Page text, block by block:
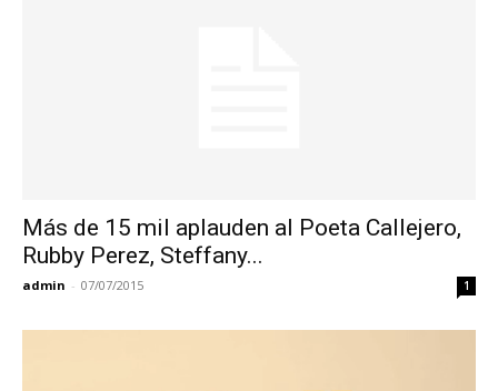
Más de 15 mil aplauden al Poeta Callejero,
Rubby Perez, Steffany...
admin - 07/07/2015 1